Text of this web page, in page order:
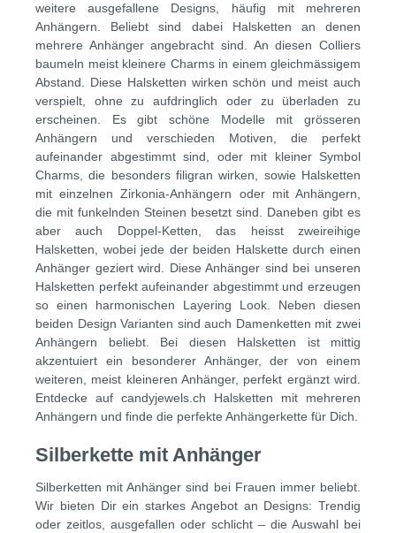
weitere ausgefallene Designs, häufig mit mehreren
Anhängern. Beliebt sind dabei Halsketten an denen
mehrere Anhänger angebracht sind. An diesen Colliers
baumeln meist kleinere Charms in einem gleichmässigem
Abstand. Diese Halsketten wirken schön und meist auch
verspielt, ohne zu aufdringlich oder zu überladen zu
erscheinen. Es gibt schöne Modelle mit grösseren
Anhängern und verschieden Motiven, die perfekt
aufeinander abgestimmt sind, oder mit kleiner Symbol
Charms, die besonders filigran wirken, sowie Halsketten
mit einzelnen Zirkonia-Anhängern oder mit Anhängern,
die mit funkelnden Steinen besetzt sind. Daneben gibt es
aber auch Doppel-Ketten, das heisst zweireihige
Halsketten, wobei jede der beiden Halskette durch einen
Anhänger geziert wird. Diese Anhänger sind bei unseren
Halsketten perfekt aufeinander abgestimmt und erzeugen
so einen harmonischen Layering Look. Neben diesen
beiden Design Varianten sind auch Damenketten mit zwei
Anhängern beliebt. Bei diesen Halsketten ist mittig
akzentuiert ein besonderer Anhänger, der von einem
weiteren, meist kleineren Anhänger, perfekt ergänzt wird.
Entdecke auf candyjewels.ch Halsketten mit mehreren
Anhängern und finde die perfekte Anhängerkette für Dich.
Silberkette mit Anhänger
Silberketten mit Anhänger sind bei Frauen immer beliebt.
Wir bieten Dir ein starkes Angebot an Designs: Trendig
oder zeitlos, ausgefallen oder schlicht – die Auswahl bei